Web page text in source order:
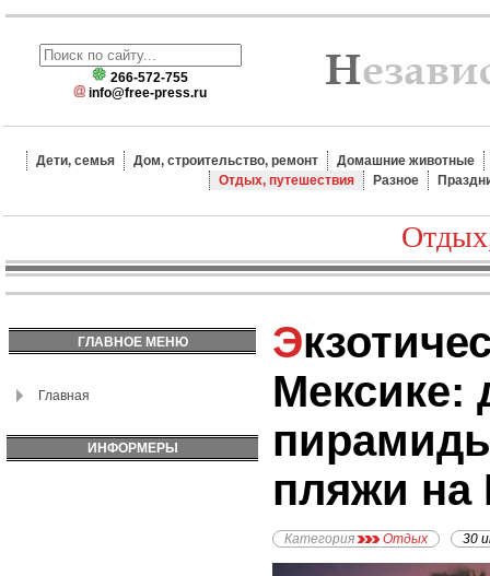
266-572-755
info@free-press.ru
Дети, семья Дом, строительство, ремонт
Домашние животные
Отдых, путешествия
Разное
ГЛАВНОЕ МЕНЮ
Главная
ИНФОРМЕРЫ
Экзотический отдых в
Мексике:
пляжи на
Категория Отдых 30